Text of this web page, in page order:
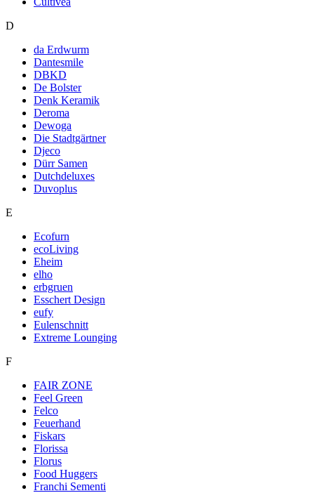
D
da Erdwurm
Dantesmile
DBKD
De Bolster
Denk Keramik
Deroma
Dewoga
Die Stadtgärtner
Djeco
Dürr Samen
Dutchdeluxes
Duvoplus
E
Ecofurn
ecoLiving
Eheim
elho
erbgruen
Esschert Design
eufy
Eulenschnitt
Extreme Lounging
F
FAIR ZONE
Feel Green
Felco
Feuerhand
Fiskars
Florissa
Florus
Food Huggers
Franchi Sementi